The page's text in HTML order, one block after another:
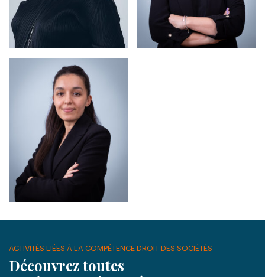
ACTIVITÉS LIÉES À LA COMPÉTENCE DROIT DES SOCIÉTÉS
Découvrez toutes